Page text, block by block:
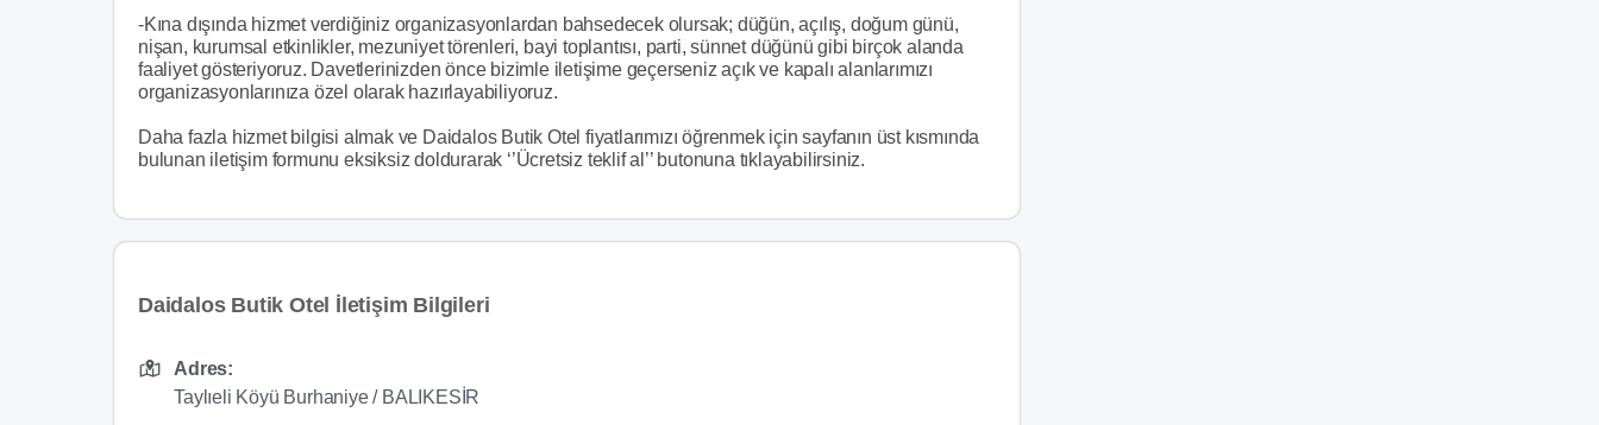
-Kına dışında hizmet verdiğiniz organizasyonlardan bahsedecek olursak; düğün, açılış, doğum günü,
nişan, kurumsal etkinlikler, mezuniyet törenleri, bayi toplantısı, parti, sünnet düğünü gibi birçok alanda
faaliyet gösteriyoruz. Davetlerinizden önce bizimle iletişime geçerseniz açık ve kapalı alanlarımızı
organizasyonlarınıza özel olarak hazırlayabiliyoruz.
Daha fazla hizmet bilgisi almak ve Daidalos Butik Otel fiyatlarımızı öğrenmek için sayfanın üst kısmında
bulunan iletişim formunu eksiksiz doldurarak ‘’Ücretsiz teklif al’’ butonuna tıklayabilirsiniz.
Daidalos Butik Otel İletişim Bilgileri
Adres:
Taylıeli Köyü Burhaniye / BALIKESİR